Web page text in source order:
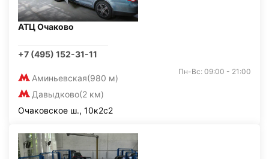
АТЦ Очаково
+7 (495) 152-31-11
Аминьевская(980 м)
Давыдково(2 км)
Пн-Вс: 09:00 - 21:00
Очаковское ш., 10к2с2